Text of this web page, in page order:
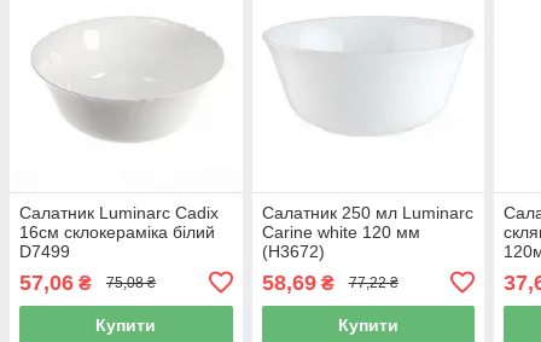
Салатник Luminarc Cadix
16см склокераміка білий
D7499
57,06 ₴ 75,08 ₴
Купити
Салатник 250 мл Luminarc
Carine white 120 мм
(H3672)
58,69₴ 77,22 ₴
Купити